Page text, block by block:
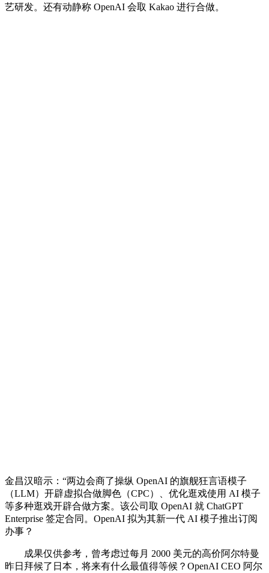
艺研发。还有动静称 OpenAI 会取 Kakao 进行合做。
金昌汉暗示：“两边会商了操纵 OpenAI 的旗舰狂言语模子
（LLM）开辟虚拟合做脚色（CPC）、优化逛戏使用 AI 模子
等多种逛戏开辟合做方案。该公司取 OpenAI 就 ChatGPT
Enterprise 签定合同。OpenAI 拟为其新一代 AI 模子推出订阅
办事？
成果仅供参考，曾考虑过每月 2000 美元的高价阿尔特曼
昨日拜候了日本，将来有什么最值得等候？OpenAI CEO 阿尔